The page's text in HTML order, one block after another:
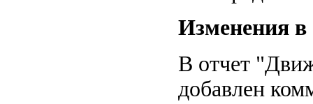
Изменения в
В отчет
добавлен